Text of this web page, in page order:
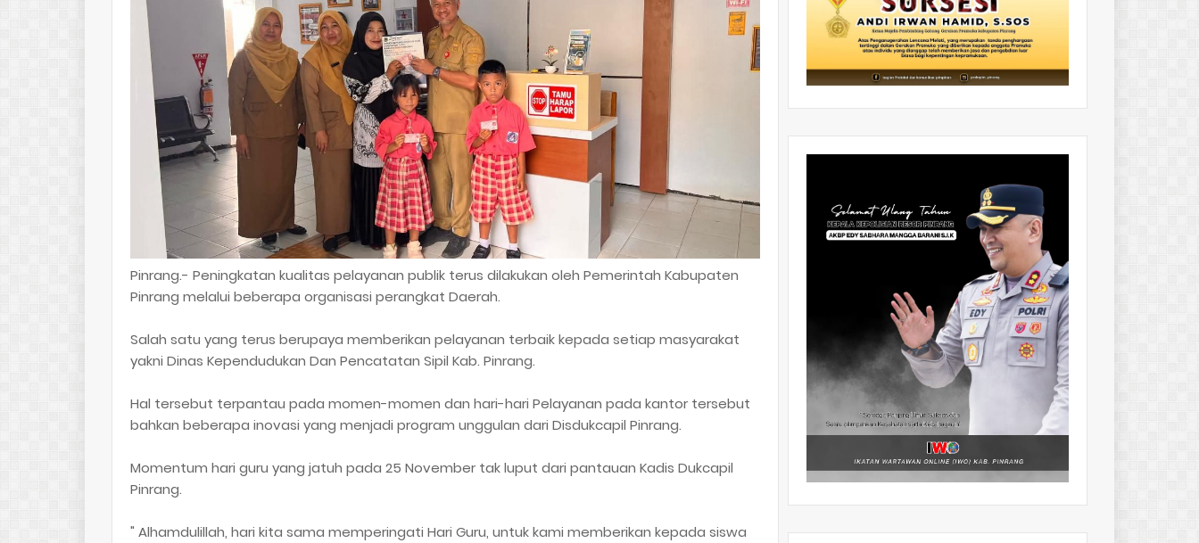
Pinrang.- Peningkatan kualitas pelayanan publik terus dilakukan oleh Pemerintah Kabupaten
Pinrang melalui beberapa organisasi perangkat Daerah.
Salah satu yang terus berupaya memberikan pelayanan terbaik kepada setiap masyarakat
yakni Dinas Kependudukan Dan Pencatatan Sipil Kab. Pinrang.
Hal tersebut terpantau pada momen-momen dan hari-hari Pelayanan pada kantor tersebut
bahkan beberapa inovasi yang menjadi program unggulan dari Disdukcapil Pinrang.
Momentum hari guru yang jatuh pada 25 November tak luput dari pantauan Kadis Dukcapil
Pinrang.
" Alhamdulillah, hari kita sama memperingati Hari Guru, untuk kami memberikan kepada siswa